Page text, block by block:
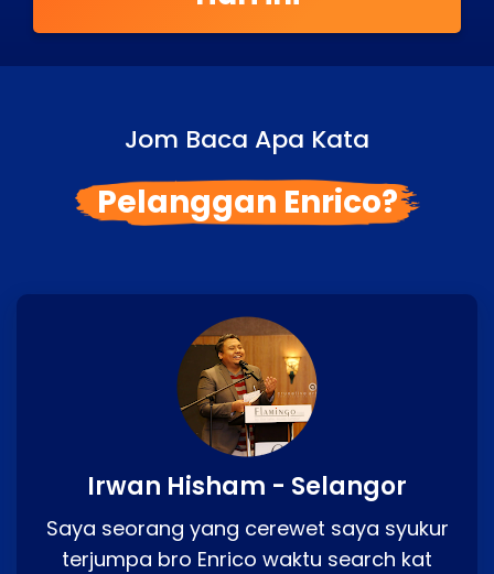
Jom Baca Apa Kata
Pelanggan Enrico?
Irwan Hisham - Selangor
Saya seorang yang cerewet saya syukur
terjumpa bro Enrico waktu search kat